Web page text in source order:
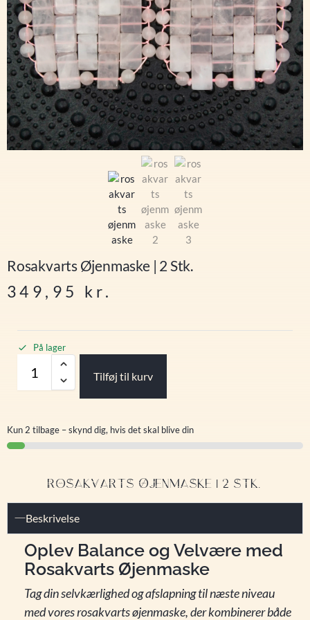
Rosakvarts Øjenmaske | 2 Stk.
349,95 kr.
På lager
Tilføj til kurv
Kun 2 tilbage – skynd dig, hvis det skal blive din
ROSAKVARTS ØJENMASKE | 2 STK.
Beskrivelse
Oplev Balance og Velvære med
Rosakvarts Øjenmaske
Tag din selvkærlighed og afslapning til næste niveau
med vores rosakvarts øjenmaske, der kombinerer både